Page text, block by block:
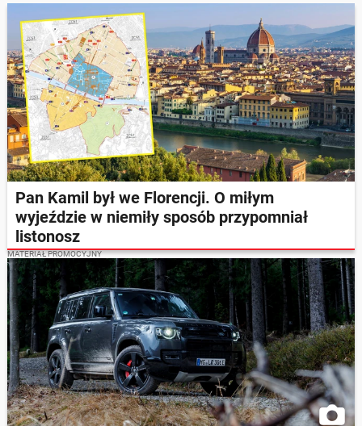
Pan Kamil był we Florencji. O miłym
wyjeździe w niemiły sposób przypomniał
listonosz
MATERIAŁ PROMOCYJNY